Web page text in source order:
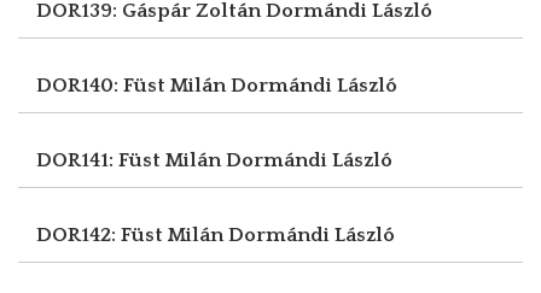
DOR139: Gáspár ZoltánDormándi László
DOR140: Füst MilánDormándi László
DOR141: Füst MilánDormándi László
DOR142: Füst MilánDormándi László